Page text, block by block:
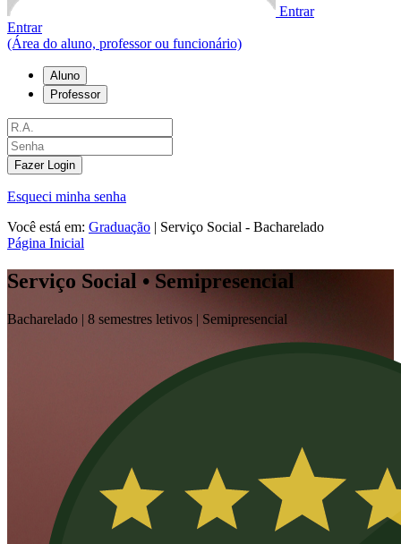
Entrar
Entrar
(Área do aluno, professor ou funcionário)
Aluno
Professor
Fazer Login
Esqueci minha senha
Você está em: Graduação | Serviço Social - Bacharelado
Página Inicial
Serviço Social • Semipresencial
Bacharelado | 8 semestres letivos | Semipresencial